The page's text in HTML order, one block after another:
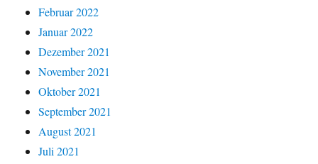
Februar 2022
Januar 2022
Dezember 2021
November 2021
Oktober 2021
September 2021
August 2021
Juli 2021